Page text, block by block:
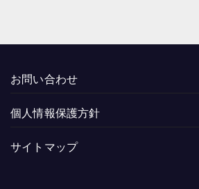
お問い合わせ
個人情報保護方針
サイトマップ